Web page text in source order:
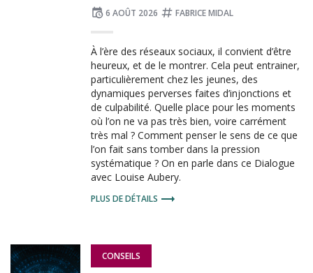
Publié
6 AOÛT 2026
Tagué
FABRICE MIDAL
À l’ère des réseaux sociaux, il convient d’être
heureux, et de le montrer. Cela peut entrainer,
particulièrement chez les jeunes, des
dynamiques perverses faites d’injonctions et
de culpabilité. Quelle place pour les moments
où l’on ne va pas très bien, voire carrément
très mal ? Comment penser le sens de ce que
l’on fait sans tomber dans la pression
systématique ? On en parle dans ce Dialogue
avec Louise Aubery.
PLUS DE DÉTAILS
PUBLIÉ
CONSEILS